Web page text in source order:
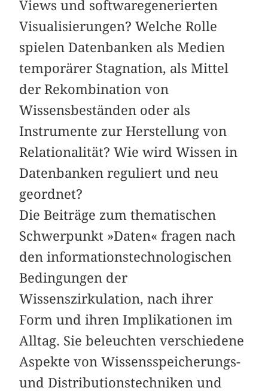
Views und softwaregenerierten
Visualisierungen? Welche Rolle
spielen Datenbanken als Medien
temporärer Stagnation, als Mittel
der Rekombination von
Wissensbeständen oder als
Instrumente zur Herstellung von
Relationalität? Wie wird Wissen in
Datenbanken reguliert und neu
geordnet?
Die Beiträge zum thematischen
Schwerpunkt »Daten« fragen nach
den informationstechnologischen
Bedingungen der
Wissenszirkulation, nach ihrer
Form und ihren Implikationen im
Alltag. Sie beleuchten verschiedene
Aspekte von Wissensspeicherungs-
und Distributionstechniken und